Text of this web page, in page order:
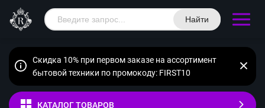
Найти
Скидка 10% при первом заказе на ассортимент
бытовой техники по промокоду: FIRST10
КАТАЛОГ ТОВАРОВ